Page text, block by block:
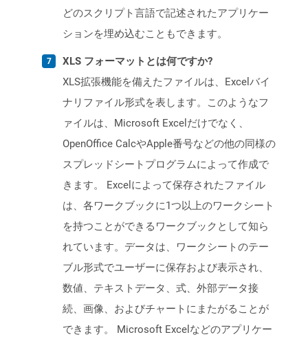
どのスクリプト言語で記述されたアプリケー
ションを埋め込むこともできます。
XLS フォーマットとは何ですか?
XLS拡張機能を備えたファイルは、Excelバイ
ナリファイル形式を表します。このようなフ
ァイルは、Microsoft Excelだけでなく、
OpenOffice CalcやApple番号などの他の同様の
スプレッドシートプログラムによって作成で
きます。 Excelによって保存されたファイル
は、各ワークブックに1つ以上のワークシート
を持つことができるワークブックとして知ら
れています。データは、ワークシートのテー
ブル形式でユーザーに保存および表示され、
数値、テキストデータ、式、外部データ接
続、画像、およびチャートにまたがることが
できます。 Microsoft Excelなどのアプリケー